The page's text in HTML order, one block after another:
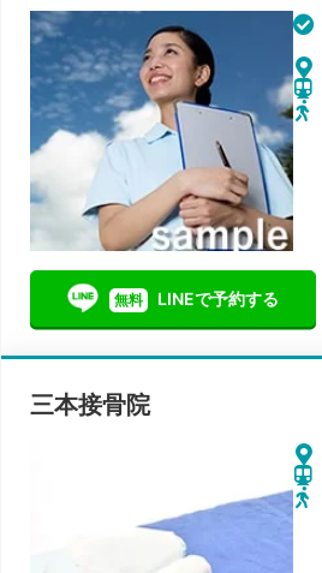
無料 LINEで予約する
三本接骨院